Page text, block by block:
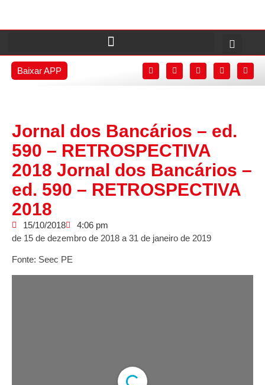
Baixar APP
Jornal dos Bancários – ed.
590 – RETROSPECTIVA
2018 Jornal dos Bancários –
ed. 590 – RETROSPECTIVA
2018
15/10/2018
4:06 pm
de 15 de dezembro de 2018 a 31 de janeiro de 2019
Fonte: Seec PE